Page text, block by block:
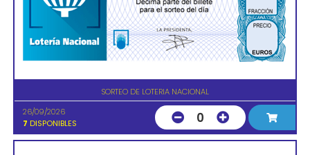
SORTEO DE LOTERIA NACIONAL
26/09/2026
7 DISPONIBLES 0